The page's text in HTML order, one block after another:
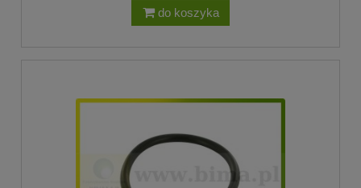
do koszyka